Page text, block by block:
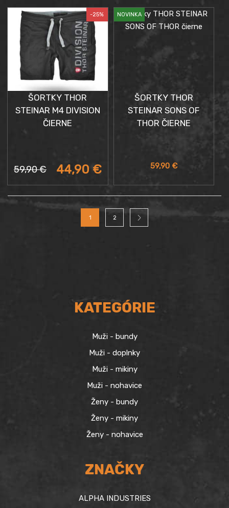
59,90 €.
44,90 €.
-25%
ŠORTKY THOR
STEINAR M4 DIVISION
ČIERNE
59,90€
Pôvodná
cena
bola:
59,90 €.
44,90 €
Aktuálna
cena
je:
44,90 €.
NOVINKA
ŠORTKY THOR
STEINAR SONS OF
THOR ČIERNE
59,90 €
1 2
KATEGÓRIE
Muži - bundy
Muži - doplnky
Muži - mikiny
Muži - nohavice
Ženy - bundy
Ženy - mikiny
Ženy - nohavice
ZNAČKY
ALPHA INDUSTRIES